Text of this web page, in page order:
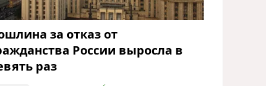
за отказ от
России выросла в
раз